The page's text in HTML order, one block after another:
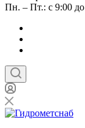
Пн. – Пт.: с 9:00